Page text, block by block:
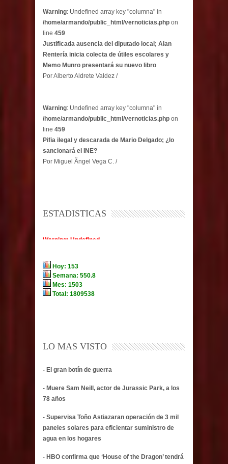
Warning: Undefined array key "columna" in
/home/armando/public_html/vernoticias.php on
line 459
Justificada ausencia del diputado local; Alan
Rentería inicia colecta de útiles escolares y
Memo Munro presentará su nuevo libro
Por Alberto Aldrete Valdez /
Warning: Undefined array key "columna" in
/home/armando/public_html/vernoticias.php on
line 459
Pifia ilegal y descarada de Mario Delgado; ¿lo
sancionará el INE?
Por Miguel Ãngel Vega C. /
ESTADISTICAS
LO MAS VISTO
- El gran botín de guerra
- Muere Sam Neill, actor de Jurassic Park, a los
78 años
- Supervisa Toño Astiazaran operación de 3 mil
paneles solares para eficientar suministro de
agua en los hogares
- HBO confirma que ‘House of the Dragon’ tendrá